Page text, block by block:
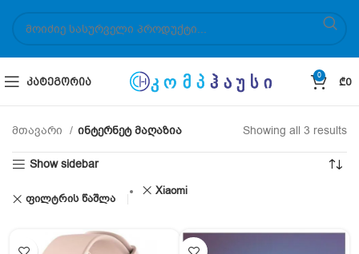
ᲙᲐᲢᲔᲒᲝᲠᲘᲐ
0
₾0
მთავარი ინტერნეტ მაღაზია Showing all 3 results
Show sidebar
ფილტრის წაშლა
Xiaomi